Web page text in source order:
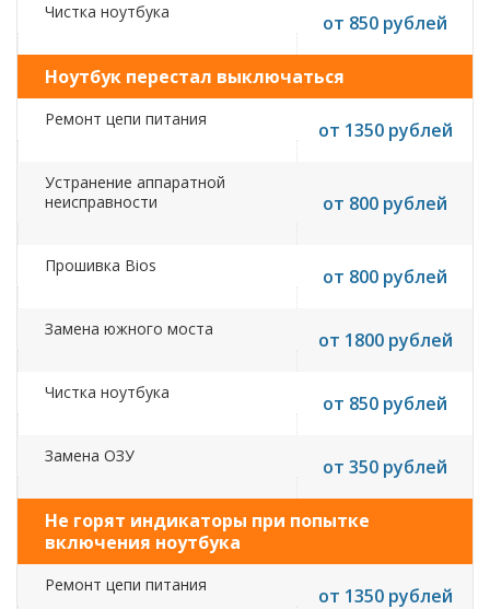
Чистка ноутбука от 850 рублей
Ноутбук перестал выключаться
Ремонт цепи питания от 1350 рублей
Устранение аппаратной
неисправности
от 800 рублей
Прошивка Bios от 800 рублей
Замена южного моста от 1800 рублей
Чистка ноутбука от 850 рублей
Замена ОЗУ от 350 рублей
Не горят индикаторы при попытке
включения ноутбука
Ремонт цепи питания от 1350 рублей